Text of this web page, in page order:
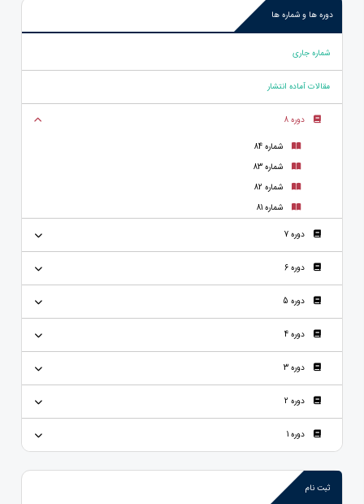
دوره ها و شماره ها
شماره جاری
مقالات آماده انتشار
دوره 8
شماره 84
شماره 83
شماره 82
شماره 81
دوره 7
دوره 6
دوره 5
دوره 4
دوره 3
دوره 2
دوره 1
ثبت نام